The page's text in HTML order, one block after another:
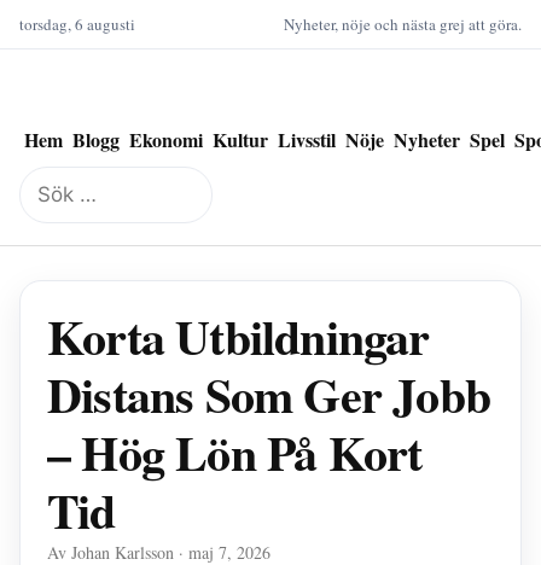
torsdag, 6 augusti Nyheter, nöje och nästa grej att göra.
Hem Blogg Ekonomi Kultur Livsstil Nöje Nyheter Spel
Sök
efter:
Korta Utbildningar
Distans Som Ger Jobb
– Hög Lön På Kort
Tid
Av Johan Karlsson · maj 7, 2026